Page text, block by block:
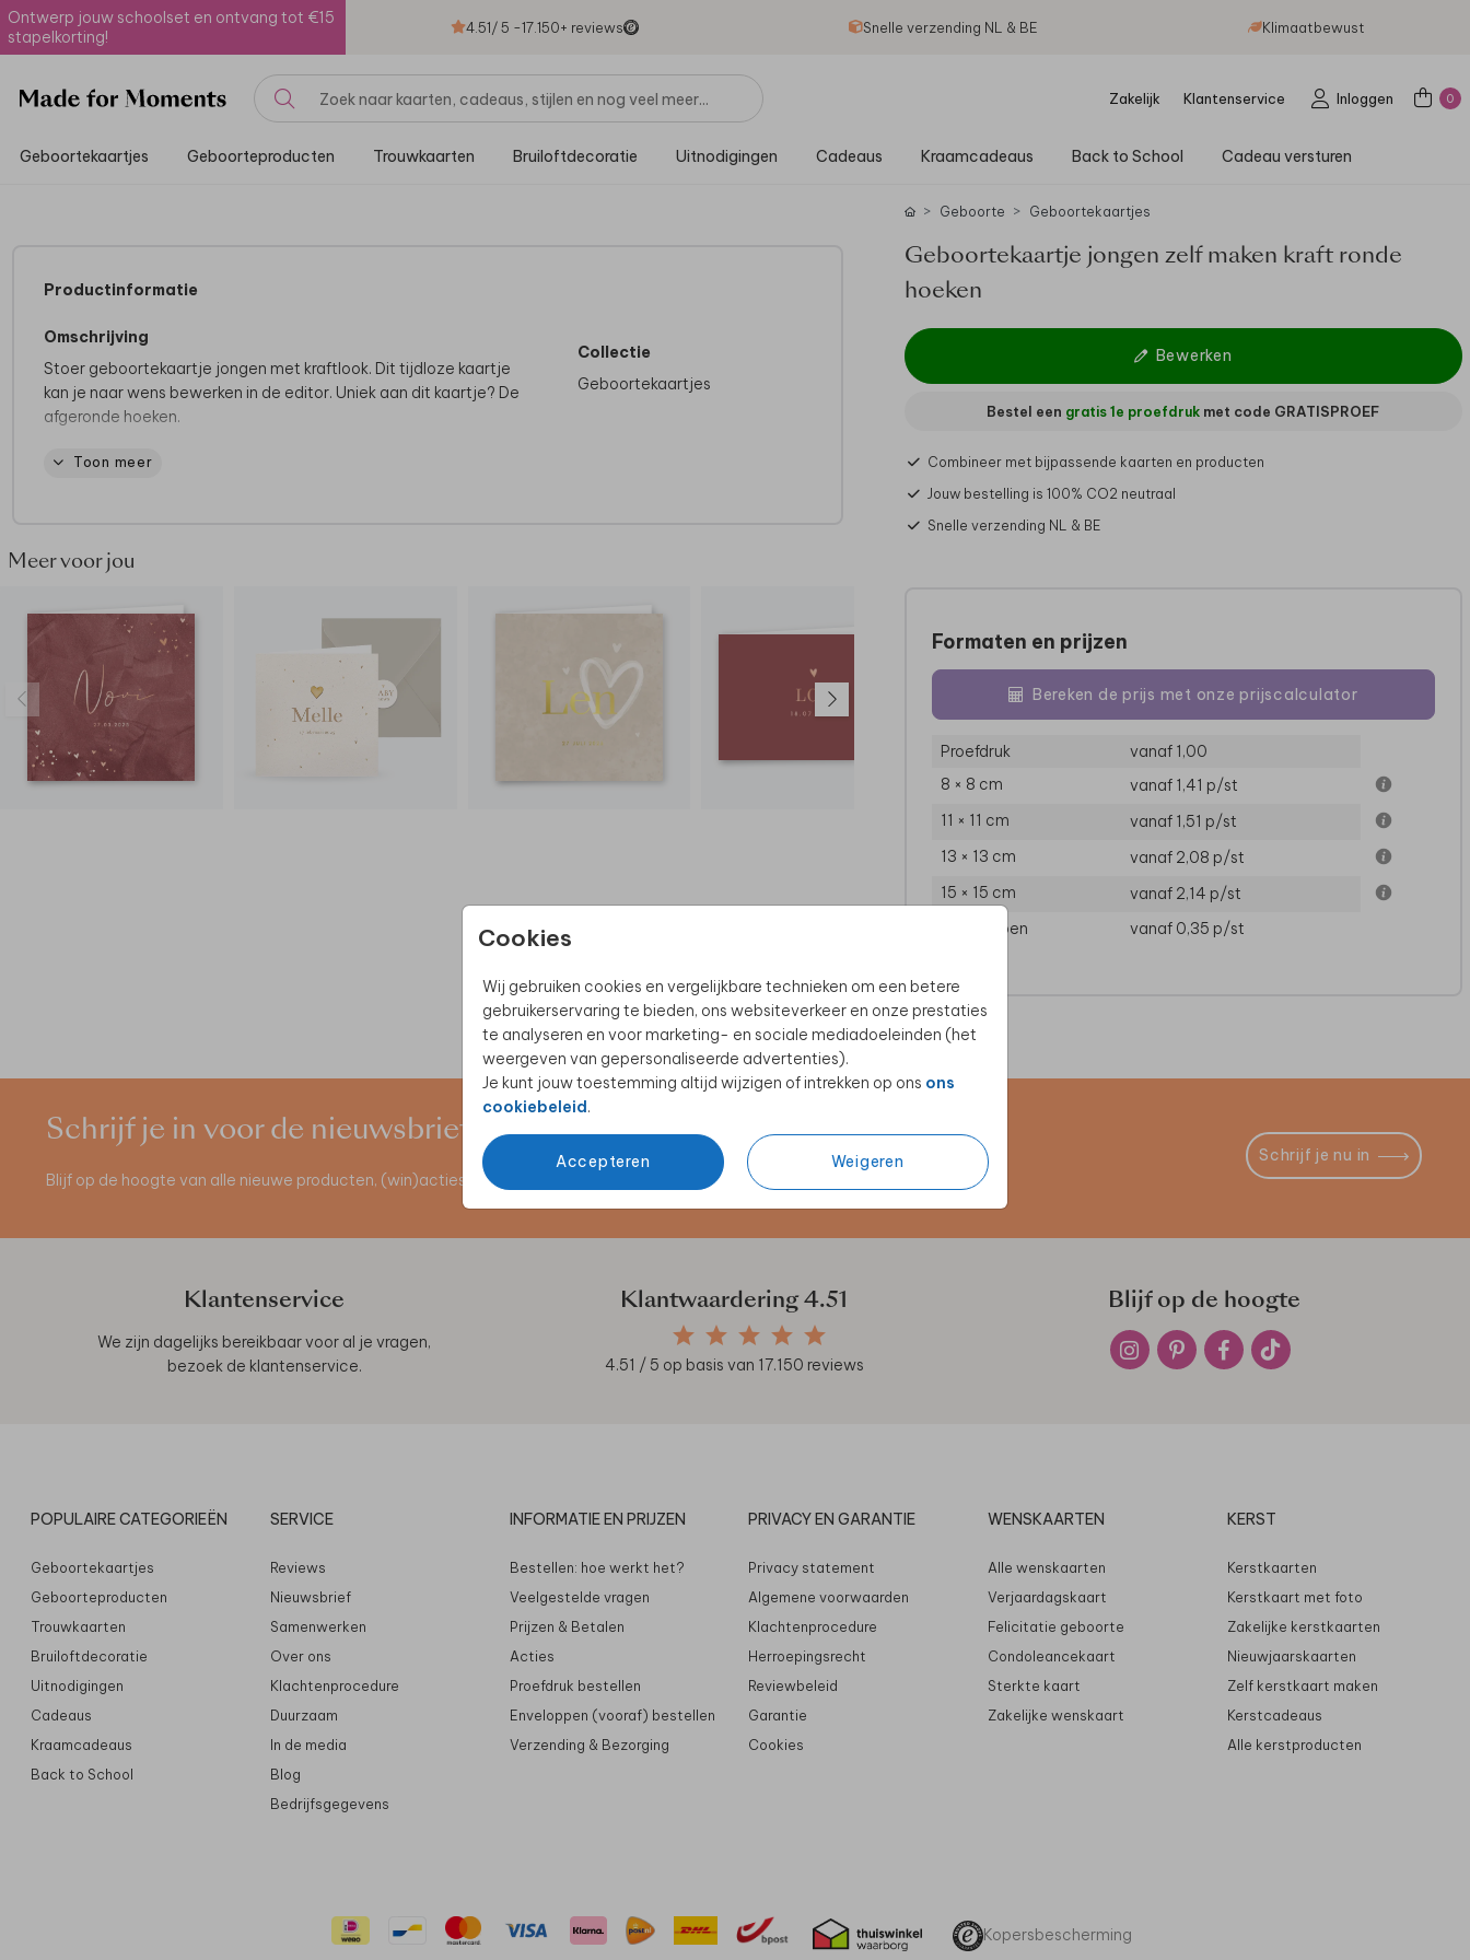
Ontwerp jouw schoolset en ontvang tot €15
stapelkorting!
4.51/ 5 -17.150+ reviews Snelle verzending NL & BE Klimaatbewust
Zakelijk Klantenservice Inloggen 0
Geboortekaartjes Geboorteproducten Trouwkaarten Bruiloftdecoratie Uitnodigingen Cadeaus Kraamcadeaus Back to School Cadeau versturen
Cookies
Wij gebruiken cookies en vergelijkbare technieken om een betere
gebruikerservaring te bieden, ons websiteverkeer en onze prestaties
te analyseren en voor marketing- en sociale mediadoeleinden (het
weergeven van gepersonaliseerde advertenties).
Je kunt jouw toestemming altijd wijzigen of intrekken op ons ons
cookiebeleid.
Accepteren Weigeren
Productinformatie
Omschrijving
Stoer geboortekaartje jongen met kraftlook. Dit tijdloze kaartje
kan je naar wens bewerken in de editor. Uniek aan dit kaartje? De
afgeronde hoeken.
Tips van onze makers:
geboortekaartje.
sluitsticker hartje goudfolie
Bij Made for Moments gaan we altijd verder om jullie moment
super speciaal te maken. Wil je iets aanpassen en staat deze
optie er niet tussen? Neem dan
contact
met ons op, we helpen
Heb je een ander design gemaakt waarbij je ronde hoeken wilt?
Toon meer
Collectie
Geboortekaartjes
Meer voor jou
Geboorte Geboortekaartjes
Geboortekaartje jongen zelf maken kraft ronde
hoeken
Bewerken
Bestel een gratis 1e proefdruk met code GRATISPROEF
Combineer met bijpassende kaarten en producten
Jouw bestelling is 100% CO2 neutraal
Snelle verzending NL & BE
Formaten en prijzen
Bereken de prijs met onze prijscalculator
Proefdruk
vanaf 1,00
8 × 8 cm
vanaf 1,41 p/st
11 × 11 cm
vanaf 1,51 p/st
13 × 13 cm
vanaf 2,08 p/st
15 × 15 cm
vanaf 2,14 p/st
Enveloppen
vanaf 0,35 p/st
Schrijf je in voor de nieuwsbrief
Blijf op de hoogte van alle nieuwe producten, (win)acties en unieke samenwerkingen!
Schrijf je nu in
Klantenservice
We zijn dagelijks bereikbaar voor al je vragen,
bezoek de klantenservice.
Klantwaardering4.51
4.51 / 5 op basis van 17.150 reviews
Blijf op de hoogte
POPULAIRE CATEGORIEËN
Geboortekaartjes
Geboorteproducten
Trouwkaarten
Bruiloftdecoratie
Uitnodigingen
Cadeaus
Kraamcadeaus
Back to School
SERVICE
Reviews
Nieuwsbrief
Samenwerken
Over ons
Klachtenprocedure
Duurzaam
In de media
Blog
Bedrijfsgegevens
INFORMATIE EN PRIJZEN
Bestellen: hoe werkt het?
Veelgestelde vragen
Prijzen & Betalen
Acties
Proefdruk bestellen
Enveloppen (vooraf) bestellen
Verzending & Bezorging
PRIVACY EN GARANTIE
Privacy statement
Algemene voorwaarden
Klachtenprocedure
Herroepingsrecht
Reviewbeleid
Garantie
Cookies
WENSKAARTEN
Alle wenskaarten
Verjaardagskaart
Felicitatie geboorte
Condoleancekaart
Sterkte kaart
Zakelijke wenskaart
KERST
Kerstkaarten
Kerstkaart met foto
Zakelijke kerstkaarten
Nieuwjaarskaarten
Zelf kerstkaart maken
Kerstcadeaus
Alle kerstproducten
Kopersbescherming